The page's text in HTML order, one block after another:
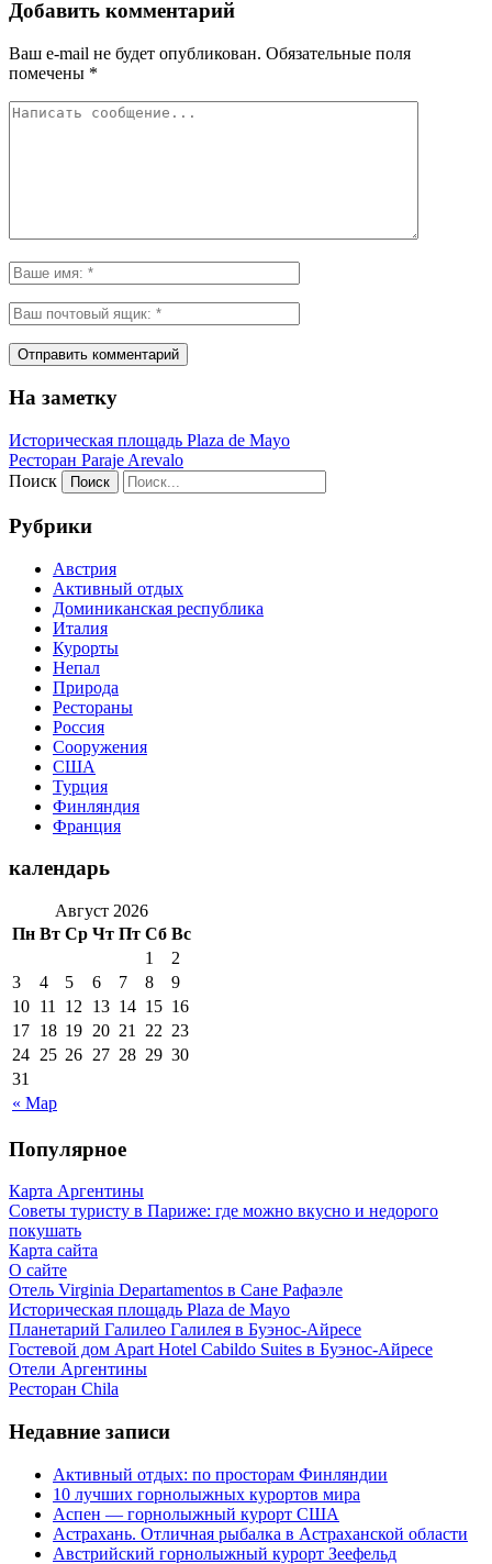
Добавить комментарий
Ваш e-mail не будет опубликован. Обязательные поля
помечены *
На заметку
Историческая площадь Plaza de Mayo
Ресторан Paraje Arevalo
Поиск
Рубрики
Австрия
Активный отдых
Доминиканская республика
Италия
Курорты
Непал
Природа
Рестораны
Россия
Сооружения
США
Турция
Финляндия
Франция
календарь
Август 2026
Пн Вт Ср Чт Пт Сб Вс
« Мар
1
2
3
4 5 6 7 8
9
10 11 12 13 14 15 16
17 18 19 20 21 22 23
24 25 26 27 28 29 30
31
Популярное
Карта Аргентины
Советы туристу в Париже: где можно вкусно и недорого
покушать
Карта сайта
О сайте
Отель Virginia Departamentos в Сане Рафаэле
Историческая площадь Plaza de Mayo
Планетарий Галилео Галилея в Буэнос-Айресе
Гостевой дом Apart Hotel Cabildo Suites в Буэнос-Айресе
Отели Аргентины
Ресторан Chila
Недавние записи
Активный отдых: по просторам Финляндии
10 лучших горнолыжных курортов мира
Аспен — горнолыжный курорт США
Астрахань. Отличная рыбалка в Астраханской области
Австрийский горнолыжный курорт Зеефельд